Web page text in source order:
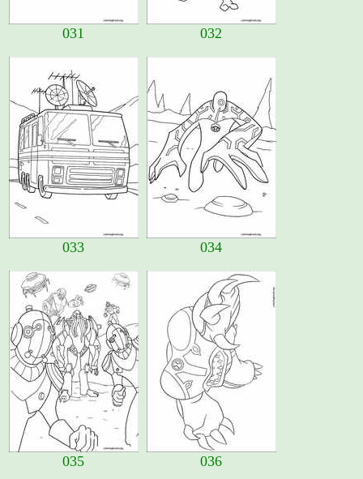
031 032
033 034
035 036